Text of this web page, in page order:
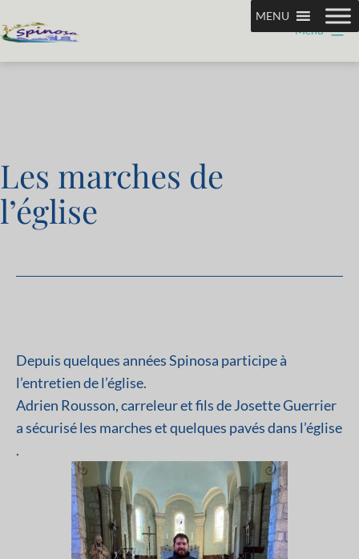
au
Menu
MENU
Les marches de
l’église
Depuis quelques années Spinosa participe à
l’entretien de l’église.
Adrien Rousson, carreleur et fils de Josette Guerrier
a sécurisé les marches et quelques pavés dans l’église
.